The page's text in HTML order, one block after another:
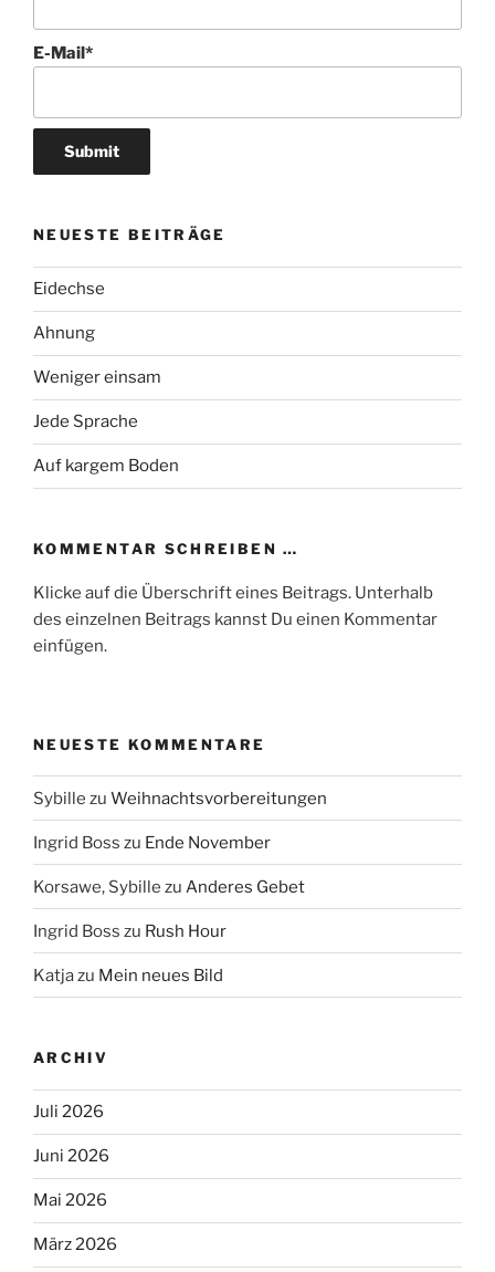
E-Mail*
NEUESTE BEITRÄGE
Eidechse
Ahnung
Weniger einsam
Jede Sprache
Auf kargem Boden
KOMMENTAR SCHREIBEN …
Klicke auf die Überschrift eines Beitrags. Unterhalb
des einzelnen Beitrags kannst Du einen Kommentar
einfügen.
NEUESTE KOMMENTARE
Sybille zu Weihnachtsvorbereitungen
Ingrid Boss zu Ende November
Korsawe, Sybille zu Anderes Gebet
Ingrid Boss zu Rush Hour
Katjazu Mein neues Bild
ARCHIV
Juli 2026
Juni 2026
Mai 2026
März 2026